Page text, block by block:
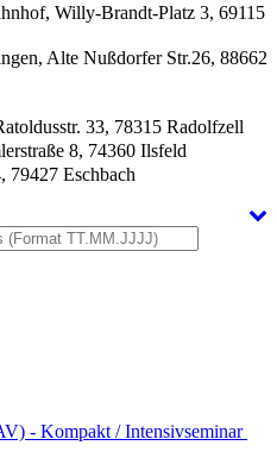
Willy-Brandt-Platz 3, 69115
Alte Nußdorfer Str.26, 88662
33, 78315 Radolfzell
8, 74360 Ilsfeld
79427 Eschbach
- Kompakt / Intensivseminar